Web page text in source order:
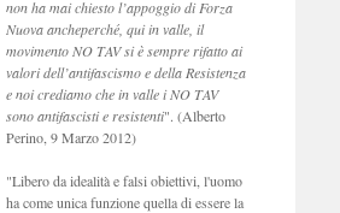
non ha mai chiesto l’appoggio di Forza
Nuova ancheperché, qui in valle, il
movimento NO TAV si è sempre rifatto ai
valori dell’antifascismo e della Resistenza
e noi crediamo che in valle i NO TAV
sono antifascisti e resistenti". (Alberto
Perino, 9 Marzo 2012)
"Libero da idealità e falsi obiettivi, l'uomo
ha come unica funzione quella di essere la